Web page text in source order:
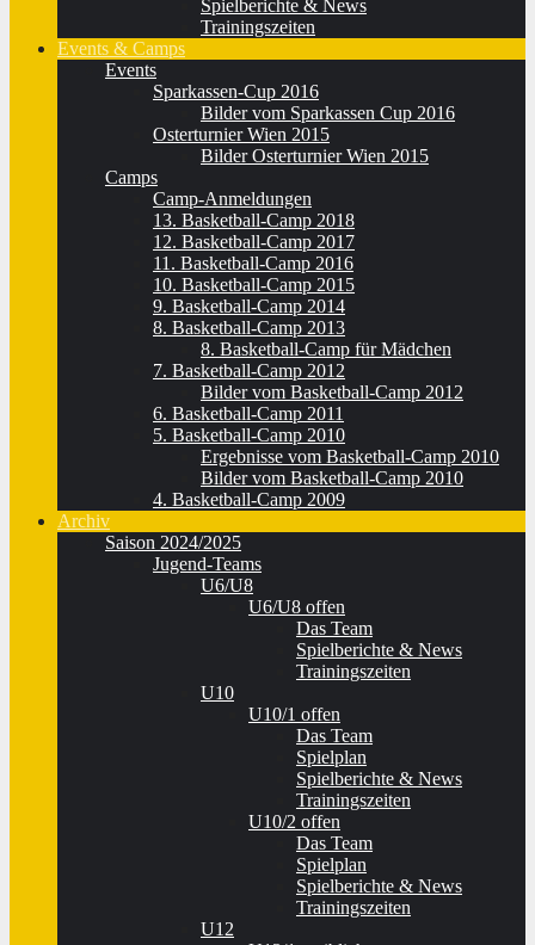
Spielberichte & News
Trainingszeiten
Events & Camps
Events
Sparkassen-Cup 2016
Bilder vom Sparkassen Cup 2016
Osterturnier Wien 2015
Bilder Osterturnier Wien 2015
Camps
Camp-Anmeldungen
13. Basketball-Camp 2018
12. Basketball-Camp 2017
11. Basketball-Camp 2016
10. Basketball-Camp 2015
9. Basketball-Camp 2014
8. Basketball-Camp 2013
8. Basketball-Camp für Mädchen
7. Basketball-Camp 2012
Bilder vom Basketball-Camp 2012
6. Basketball-Camp 2011
5. Basketball-Camp 2010
Ergebnisse vom Basketball-Camp 2010
Bilder vom Basketball-Camp 2010
4. Basketball-Camp 2009
Archiv
Saison 2024/2025
Jugend-Teams
U6/U8
U6/U8 offen
Das Team
Spielberichte & News
Trainingszeiten
U10
U10/1 offen
Das Team
Spielplan
Spielberichte & News
Trainingszeiten
U10/2 offen
Das Team
Spielplan
Spielberichte & News
Trainingszeiten
U12